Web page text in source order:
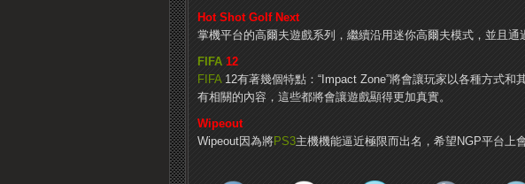
Hot Shot Golf Next
掌機平台的高爾夫遊戲系列，繼續沿用迷你高爾夫模式，並且通
FIFA 12
FIFA12有著幾個特點：“Impact Zone”將會讓玩家以各種方式和
有相關的內容，這些都將會讓遊戲顯得更加真實。
Wipeout
Wipeout因為將PS3主機機能逼近極限而出名，希望NGP平台上